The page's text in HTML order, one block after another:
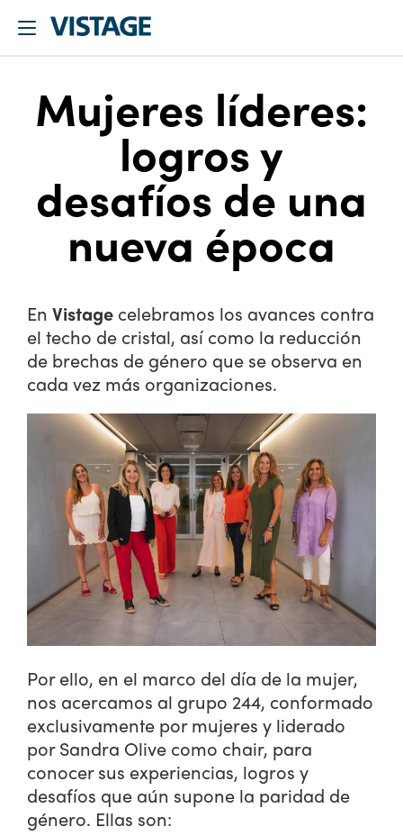
Mujeres líderes:
logros y
desafíos de una
nueva época
En Vistage celebramos los avances contra
el techo de cristal, así como la reducción
de brechas de género que se observa en
cada vez más organizaciones.
Por ello, en el marco del día de la mujer,
nos acercamos al grupo 244, conformado
exclusivamente por mujeres y liderado
por Sandra Olive como chair, para
conocer sus experiencias, logros y
desafíos que aún supone la paridad de
género. Ellas son: